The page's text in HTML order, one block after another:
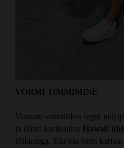
VORMI TIMMIMINE
Viimase vormilihvi tegin
ja õhtul kurikuulus Hawaii
lõikudega. Eks ma veits